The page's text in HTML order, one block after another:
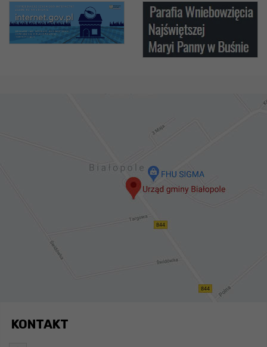
KONTAKT